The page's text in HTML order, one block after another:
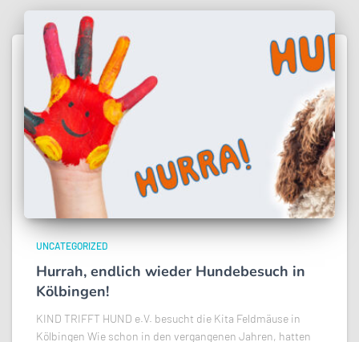
UNCATEGORIZED
Hurrah, endlich wieder Hundebesuch in
Kölbingen!
KIND TRIFFT HUND e.V. besucht die Kita Feldmäuse in
Kölbingen Wie schon in den vergangenen Jahren, hatten